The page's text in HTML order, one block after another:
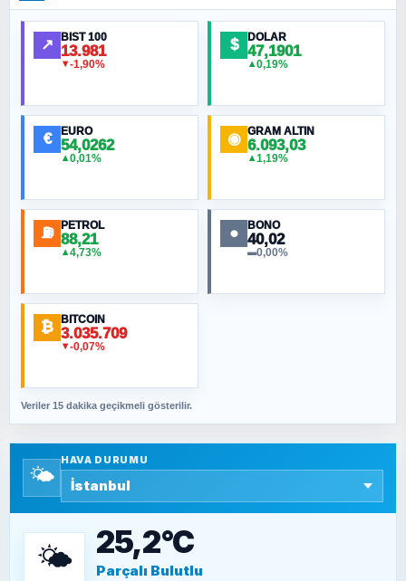
Ankara Zirvesi: NATO Toplantısı mı, Yeni
Ortadoğu Haritasının Provası mı?
MURAT ÖZKAN
NURETTIN BÖLÜK
ORHAN KILIÇOĞLU
Fahişeye beyinli bir müstevli alçağına
SAVAŞ ŞAHİN
SEYFULLAH ÇİÇEK
TEOMAN ALPASLAN
↗ BIST 100
13.981
▼-1,90%
$ DOLAR
47,1901
▲0,19%
€ EURO
54,0262
▲0,01%
◉ GRAM ALTIN
6.093,03
▲1,19%
⛽ PETROL
88,21
▲4,73%
● BONO
40,02
▬0,00%
₿ BITCOIN
3.035.709
▼-0,07%
Veriler 15 dakika geçikmeli gösterilir.
🌤️
HAVA DURUMU
🌤️ 25,2°C
Parçalı Bulutlu